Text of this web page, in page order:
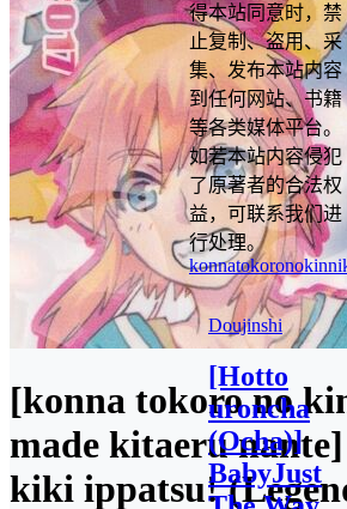
[konna tokoro no
made kitaeru
kiki ippatsu!
得本站同意时，禁
止复制、盗用、采
集、发布本站内容
到任何网站、书籍
等各类媒体平台。
如若本站内容侵犯
了原著者的合法权
益，可联系我们进
行处理。
Doujinshi
[Hotto
uroncha
(Ocha)]
BabyJust